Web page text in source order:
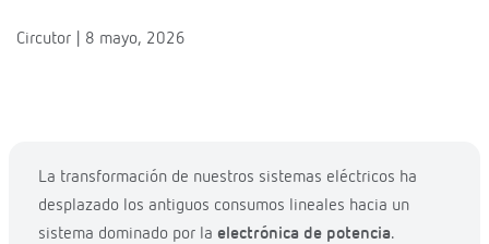
Circutor | 8 mayo, 2026
La transformación de nuestros sistemas eléctricos ha
desplazado los antiguos consumos lineales hacia un
sistema dominado por la electrónica de potencia.